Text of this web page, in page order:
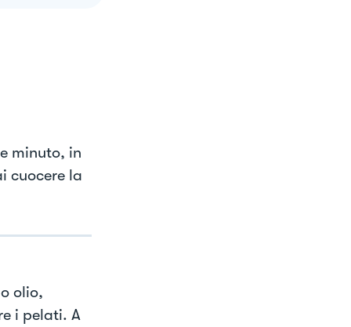
minuto, in
cuocere la
olio,
i pelati. A